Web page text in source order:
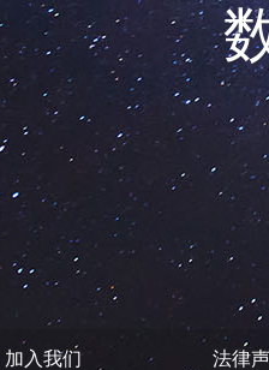
加入我们 法律